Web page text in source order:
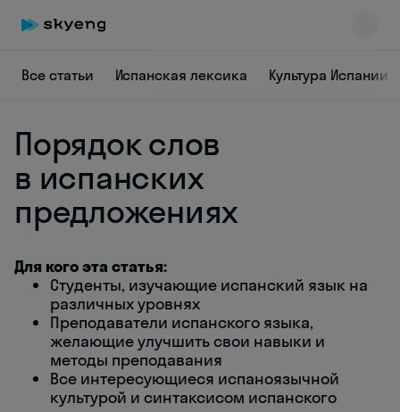
Все статьи Испанская лексика Культура Испании
Порядок слов
в испанских
предложениях
Для кого эта статья:
Студенты, изучающие испанский язык на
различных уровнях
Преподаватели испанского языка,
желающие улучшить свои навыки и
методы преподавания
Все интересующиеся испаноязычной
культурой и синтаксисом испанского
Skyeng Chat